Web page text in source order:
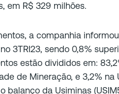
em R$ 329 milhões.
a companhia
3TRI23, sendo 0,8%
estão divididos em:
de Mineração, e 3,2% na
balanço da Usiminas